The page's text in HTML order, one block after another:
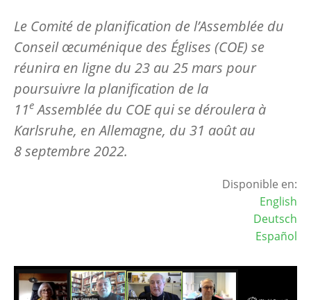
Le Comité de planification de l’Assemblée du
Conseil œcuménique des Églises (COE) se
réunira en ligne du 23 au 25 mars pour
poursuivre la planification de la
11e Assemblée du COE qui se déroulera à
Karlsruhe, en Allemagne, du 31 août au
8 septembre 2022.
Disponible en:
English
Deutsch
Español
Image